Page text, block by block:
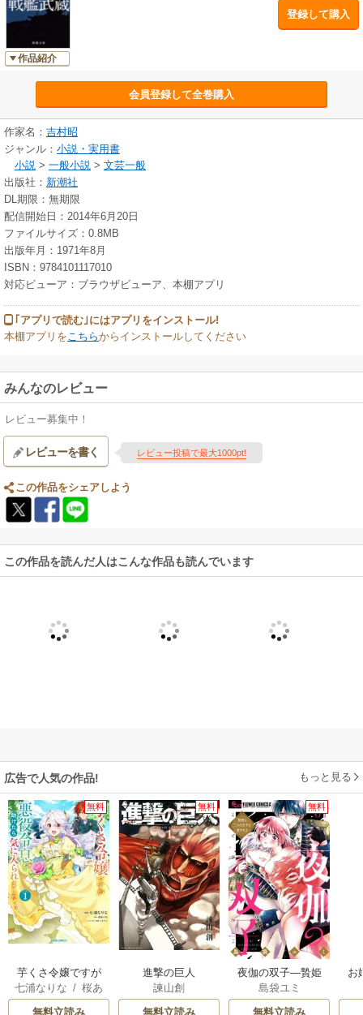
作品紹介
登録して購入
会員登録して全巻購入
作家名： 吉村昭
ジャンル： 小説・実用書
小説 > 一般小説 > 文芸一般
出版社： 新潮社
DL期限：無期限
配信開始日：2014年6月20日
ファイルサイズ：0.8MB
出版年月：1971年8月
ISBN：9784101117010
対応ビューア：ブラウザビューア、本棚アプリ
｢アプリで読む｣にはアプリをインストール!
本棚アプリをこちらからインストールしてください
みんなのレビュー
レビュー募集中！
レビューを書く レビュー投稿で最大1000pt!
この作品をシェアしよう
この作品を読んだ人はこんな作品も読んでいます
広告で人気の作品! もっと見る
無料
芋くさ令嬢ですが
悪役令息を助けた
ら気に入られまし
七浦なりな /桜あ
げは
/ くろでこ
無料立読み
無料
進撃の巨人
諫山創
無料立読み
無料
夜伽の双子―贄姫
は二人の王子に愛
される―
島袋ユミ
無料立読み
お